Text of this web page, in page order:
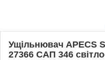
Ущільнювач APECS
27366 САП 346